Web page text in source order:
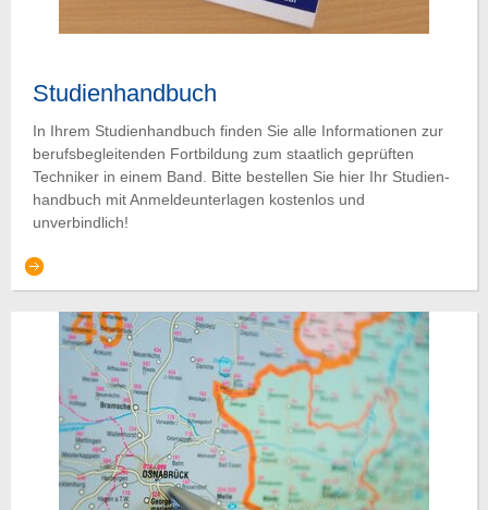
Studienhandbuch
In Ihrem Studien­hand­buch finden Sie alle Infor­mationen zur
berufs­­be­glei­ten­den Fort­bildung zum staat­lich geprüften
Techniker in einem Band. Bitte bestellen Sie hier Ihr Studien­
hand­buch mit Anmelde­­unterlagen kostenlos und
unverbindlich!